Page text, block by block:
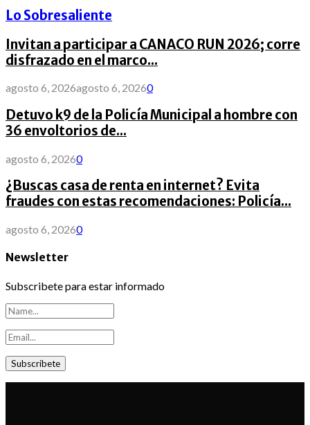
Lo Sobresaliente
Invitan a participar a CANACO RUN 2026; corre
disfrazado en el marco...
agosto 6, 2026agosto 6, 20260
Detuvo k9 de la Policía Municipal a hombre con
36 envoltorios de...
agosto 6, 20260
¿Buscas casa de renta en internet? Evita
fraudes con estas recomendaciones: Policía...
agosto 6, 20260
Newsletter
Subscribete para estar informado